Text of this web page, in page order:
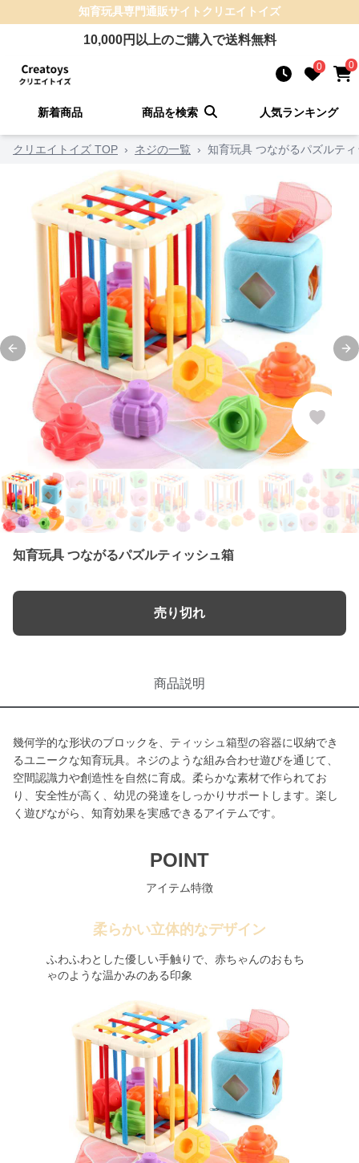
知育玩具専門通販サイト クリエイトイズ
10,000円以上のご購入で送料無料
0 0
新着商品 商品を検索 人気ランキング
クリエイトイズ TOP › ネジの一覧 › 知育玩具 つながるパズルテ
Previous slide
知育玩具 つながるパズルティッシュ箱
売り切れ
商品説明
幾何学的な形状のブロックを、ティッシュ箱型の容器に収納でき
るユニークな知育玩具。ネジのような組み合わせ遊びを通じて、
空間認識力や創造性を自然に育成。柔らかな素材で作られてお
り、安全性が高く、幼児の発達をしっかりサポートします。楽し
く遊びながら、知育効果を実感できるアイテムです。
POINT
アイテム特徴
柔らかい立体的なデザイン
ふわふわとした優しい手触りで、赤ちゃんのおもち
ゃのような温かみのある印象